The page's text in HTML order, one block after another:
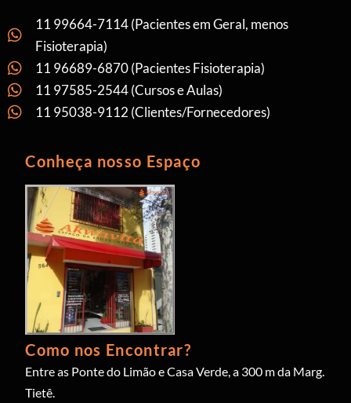
11 99664-7114 (Pacientes em Geral, menos
Fisioterapia)
11 96689-6870 (Pacientes Fisioterapia)
11 97585-2544 (Cursos e Aulas)
11 95038-9112 (Clientes/Fornecedores)
Conheça nosso Espaço
Como nos Encontrar?
Entre as Ponte do Limão e Casa Verde, a 300 m da Marg.
Tietê.